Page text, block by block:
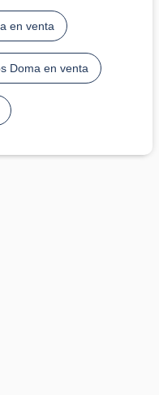
en venta
Doma en venta